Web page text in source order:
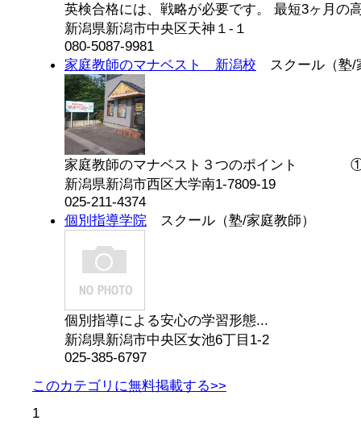
英検合格には、戦略が必要です。 最短3ヶ月の
新潟県新潟市中央区天神１-１
080-5087-9981
家庭教師のマナベスト 新潟校 スクール（塾/
家庭教師のマナベスト３つのポイント ①
新潟県新潟市西区大学南1-7809-19
025-211-4374
個別指導学院 スクール（塾/家庭教師）
個別指導による安心の学習形態...
新潟県新潟市中央区女池6丁目1-2
025-385-6797
このカテゴリに無料掲載する>>
1